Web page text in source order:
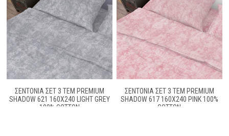
ΣΕΝΤΌΝΙΑ ΣΕΤ 3 ΤΕΜ PREMIUM
SHADOW 621 160X240 LIGHT GREY
100% COTTON
ΣΕΝΤΌΝΙΑ ΣΕΤ 3 ΤΕΜ PREMIUM
SHADOW 617 160X240 PINK 100%
COTTON